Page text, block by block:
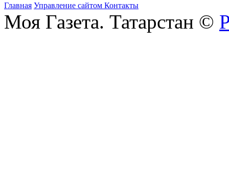
Главная Управление сайтом Контакты
Моя Газета. Татарстан ©